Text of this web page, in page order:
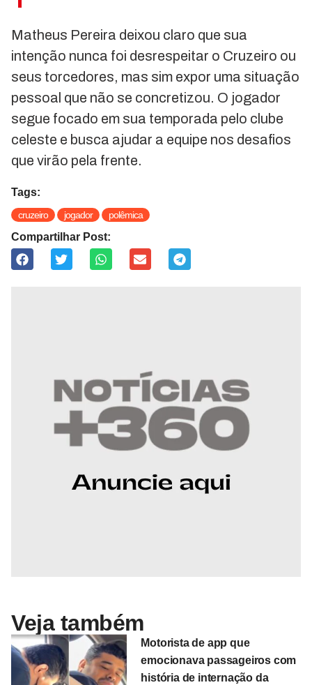
Matheus Pereira deixou claro que sua
intenção nunca foi desrespeitar o Cruzeiro ou
seus torcedores, mas sim expor uma situação
pessoal que não se concretizou. O jogador
segue focado em sua temporada pelo clube
celeste e busca ajudar a equipe nos desafios
que virão pela frente.
Tags:
cruzeiro jogador polêmica
Compartilhar Post:
Veja também
Motorista de app que
emocionava passageiros com
história de internação da